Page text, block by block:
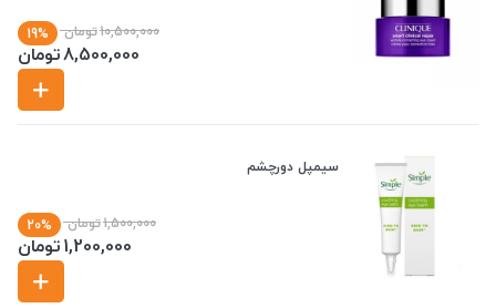
10,500,000تومان 19%
8,500,000تومان
سیمپل دورچشم
1,500,000تومان 20%
1,200,000تومان